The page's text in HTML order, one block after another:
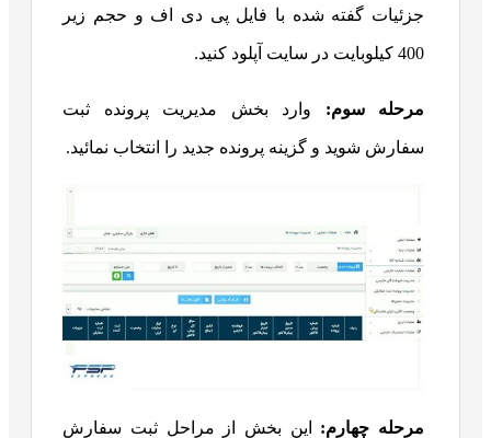
جزئیات گفته شده با فایل پی دی اف و حجم زیر
400 کیلوبایت در سایت آپلود کنید.
مرحله سوم: وارد بخش مدیریت پرونده ثبت
سفارش شوید و گزینه پرونده جدید را انتخاب نمائید.
مرحله چهارم: این بخش از مراحل ثبت سفارش